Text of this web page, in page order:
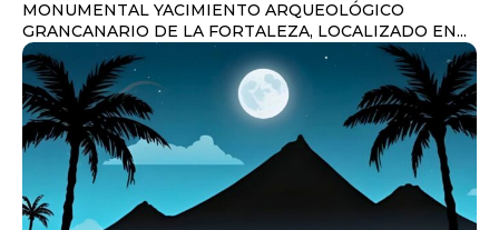
MONUMENTAL YACIMIENTO ARQUEOLÓGICO
GRANCANARIO DE LA FORTALEZA, LOCALIZADO EN...